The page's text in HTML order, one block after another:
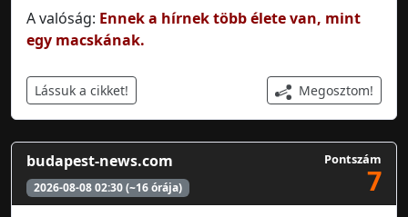
A valóság: Ennek a hírnek több élete van, mint
egy macskának.
Lássuk a cikket! Megosztom!
budapest-news.com
2026-08-08 02:30 (~16 órája)
Pontszám
7